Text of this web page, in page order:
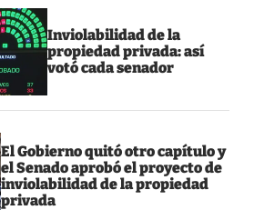
Inviolabilidad de la
propiedad privada: así
votó cada senador
El Gobierno quitó otro capítulo y
el Senado aprobó el proyecto de
inviolabilidad de la propiedad
privada